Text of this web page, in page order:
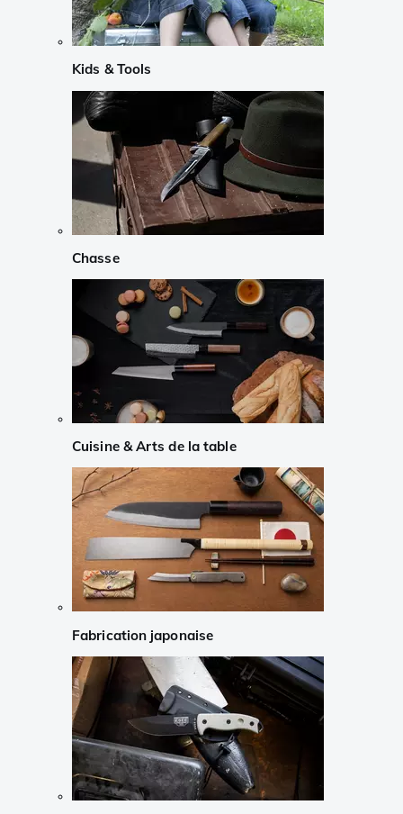
Kids & Tools
Chasse
Cuisine & Arts de la table
Fabrication japonaise